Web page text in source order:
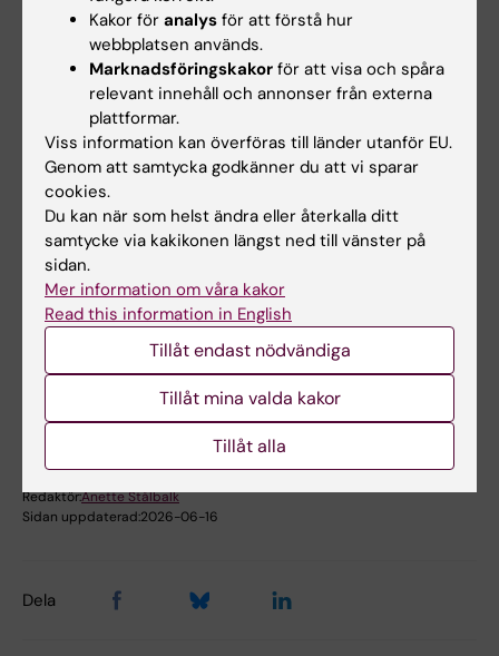
Terminsöversikt
Terminsöversikt Hösttermin 2026,
Utbildningsplan 1SJ26 (PDF, 71.01 KB)
Terminsöversikt Vårtermin 2027
Utbildningsplan 1SJ26 (PDF, 99.57 KB)
Hade du nytta av informationen på denna sida?
No
Kristina Gottberg
Redaktör:Anette Stålbalk
Sidan uppdaterad:2026-06-16
Dela
Kakor för analys för att förstå hur
webbplatsen används.
Marknadsföringskakor för att visa och spåra
relevant innehåll och annonser från externa
plattformar.
Viss information kan överföras till länder utanför EU.
Genom att samtycka godkänner du att vi sparar
cookies.
Du kan när som helst ändra eller återkalla ditt
samtycke via kakikonen längst ned till vänster på
sidan.
Mer information om våra kakor
Read this information in English
Tillåt endast nödvändiga
Tillåt mina valda kakor
Tillåt alla